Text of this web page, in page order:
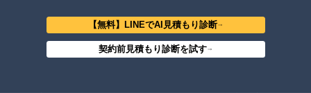
【無料】LINEでAI見積もり診断
契約前見積もり診断を試す